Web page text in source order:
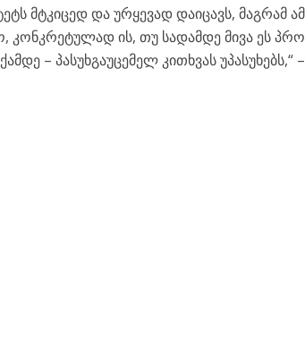
მტკიცედ და ურყევად დაიცავს, მაგრამ
კონკრეტულად ის, თუ სადამდე მივა ეს
– პასუხგაუცემელ კითხვას უპასუხებს,“